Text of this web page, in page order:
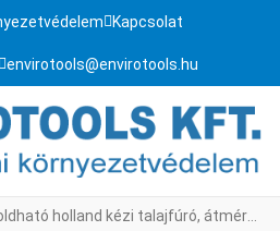
Kapcsolat
envirotools@envirotools.hu
holland kézi talajfúró, átmérő 80 mm - professzionális kategória